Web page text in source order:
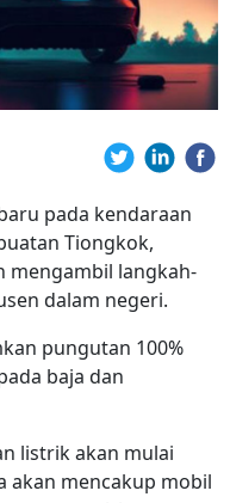
pada kendaraan
Tiongkok,
mengambil langkah-
dalam negeri.
pungutan 100%
baja dan
listrik akan mulai
akan mencakup mobil